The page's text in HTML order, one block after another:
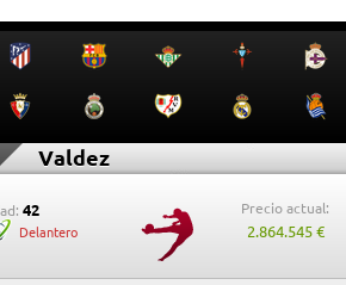
Valdez
42
Delantero
Precio actual:
2.864.545 €